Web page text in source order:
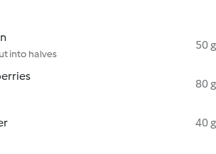
into halves
50 g
80 g
40 g